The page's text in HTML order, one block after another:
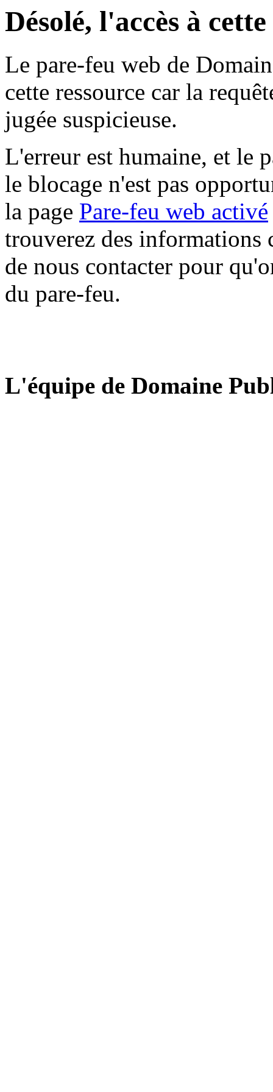
Désolé, l'accès à
Le pare-feu web de
cette ressource car la
jugée suspicieuse.
L'erreur est humaine, et le
le blocage n'est pas
la page Pare-feu web activé
trouverez des informations
de nous contacter pour
du pare-feu.
L'équipe de Domaine